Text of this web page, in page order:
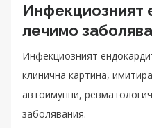
Инфекциозният
лечимо
Инфекциозният
клинична картина,
автоимунни,
заболявания.